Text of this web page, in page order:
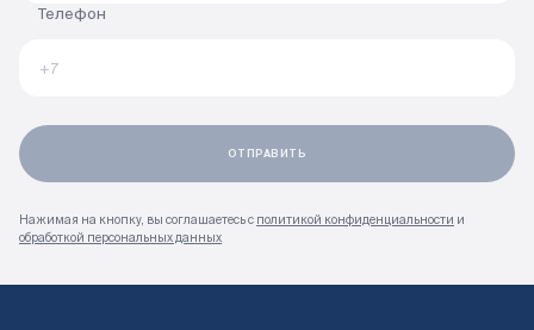
Телефон
Нажимая на кнопку, вы соглашаетесь с политикой конфиденциальности и
обработкой персональных данных